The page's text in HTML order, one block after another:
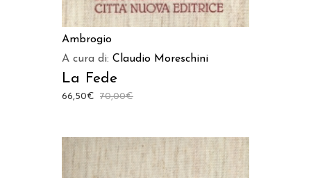
Ambrogio
A cura di: Claudio Moreschini
La Fede
70,00€
66,50€